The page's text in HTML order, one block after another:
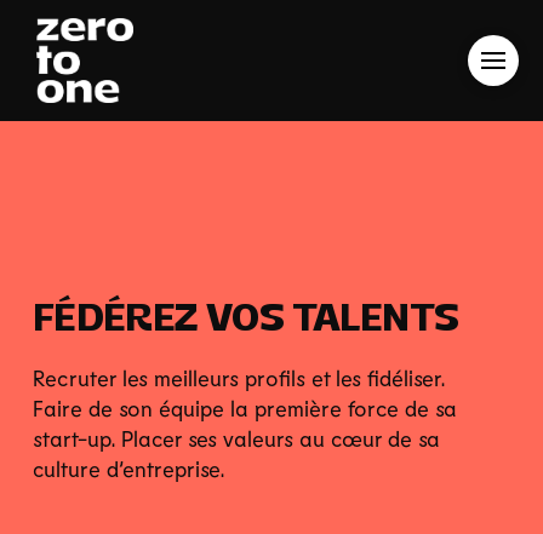
FÉDÉREZ VOS TALENTS
Recruter les meilleurs profils et les fidéliser.
Faire de son équipe la première force de sa
start-up. Placer ses valeurs au cœur de sa
culture d’entreprise.